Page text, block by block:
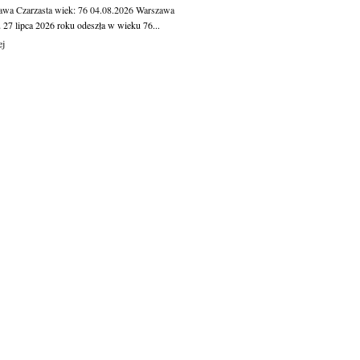
Czarzastawiek: 7604.08.2026Warszawa
lipca 2026 roku odeszła w wieku 76...